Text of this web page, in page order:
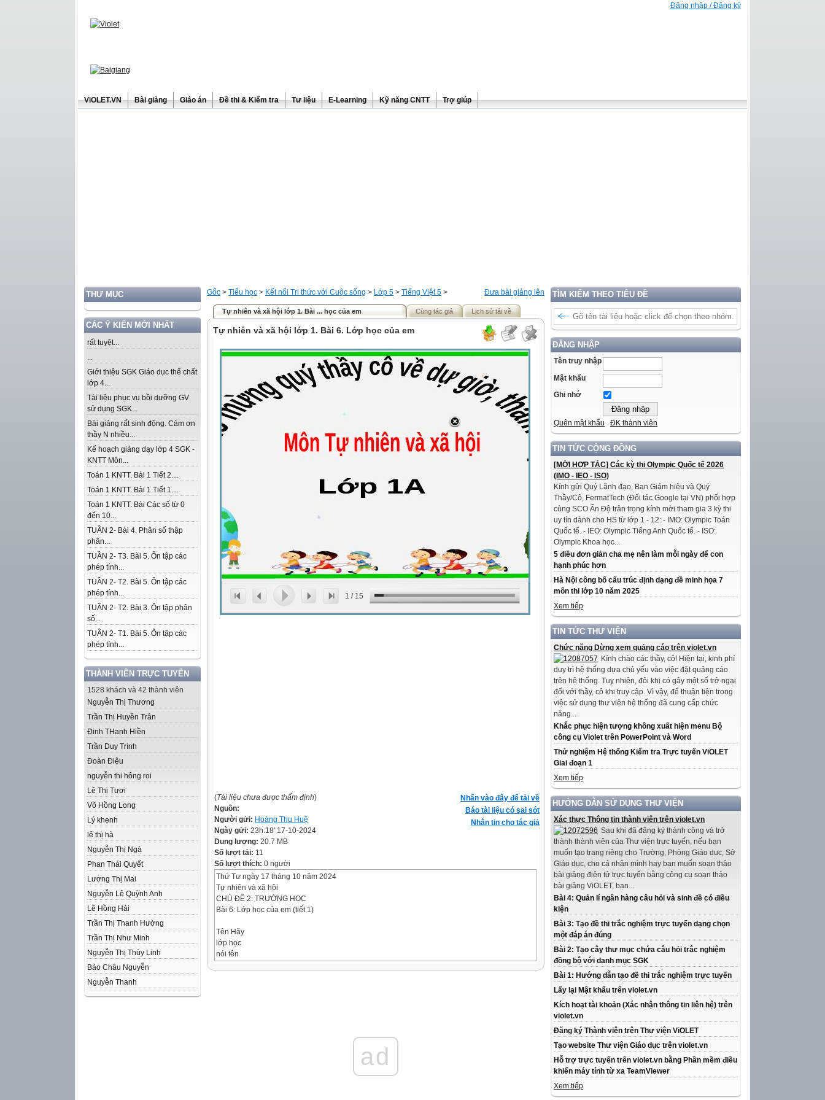
Đăng nhập / Đăng ký
ViOLET.VN Bài giảng Giáo án Đề thi & Kiểm tra Tư liệu E-Learning Kỹ năng CNTT Trợ giúp
THƯ MỤC
CÁC Ý KIẾN MỚI NHẤT
rất tuyệt...
...
Giới thiệu SGK Giáo dục thể chất
lớp 4...
Tài liệu phục vụ bồi dưỡng GV
sử dụng SGK...
Bài giảng rất sinh động. Cảm ơn
thầy N nhiều...
Kế hoạch giảng dạy lớp 4 SGK -
KNTT Môn...
Toán 1 KNTT. Bài 1 Tiết 2....
Toán 1 KNTT. Bài 1 Tiết 1....
Toán 1 KNTT. Bài Các số từ 0
đến 10...
TUẦN 2- Bài 4. Phân số thập
phân...
TUẦN 2- T3. Bài 5. Ôn tập các
phép tính...
TUẦN 2- T2. Bài 5. Ôn tập các
phép tính...
TUẦN 2- T2. Bài 3. Ôn tập phân
số...
TUẦN 2- T1. Bài 5. Ôn tập các
phép tính...
THÀNH VIÊN TRỰC TUYẾN
1528 khách và 42 thành viên
Nguyễn Thị Thương
Trần Thị Huyền Trân
Đinh THanh Hiền
Trần Duy Trình
Đoàn Điệu
nguyễn thi hông roi
Lê Thị Tươi
Võ Hồng Long
Lý khenh
lê thị hà
Nguyễn Thị Ngà
Phan Thái Quyết
Lương Thị Mai
Nguyễn Lê Quỳnh Anh
Lê Hồng Hải
Trần Thị Thanh Hường
Trần Thị Như Minh
Nguyễn Thị Thùy Linh
Bảo Châu Nguyễn
Nguyễn Thanh
TÌM KIẾM THEO TIÊU ĐỀ
ĐĂNG NHẬP
Tên truy nhập
Mật khẩu
Ghi nhớ
Quên mật khẩu ĐK thành viên
TIN TỨC CỘNG ĐỒNG
[MỜI HỢP TÁC] Các kỳ thi Olympic Quốc tế 2026
(IMO - IEO - ISO)
Kính gửi Quý Lãnh đạo, Ban Giám hiệu và Quý
Thầy/Cô, FermatTech (Đối tác Google tại VN) phối hợp
cùng SCO Ấn Độ trân trọng kính mời tham gia 3 kỳ thi
uy tín dành cho HS từ lớp 1 - 12: - IMO: Olympic Toán
Quốc tế. - IEO: Olympic Tiếng Anh Quốc tế. - ISO:
Olympic Khoa học...
5 điều đơn giản cha mẹ nên làm mỗi ngày để con
hạnh phúc hơn
Hà Nội công bố cấu trúc định dạng đề minh họa 7
môn thi lớp 10 năm 2025
Xem tiếp
TIN TỨC THƯ VIỆN
Chức năng Dừng xem quảng cáo trên violet.vn
Kính chào các thầy, cô! Hiện tại, kinh phí
duy trì hệ thống dựa chủ yếu vào việc đặt quảng cáo
trên hệ thống. Tuy nhiên, đôi khi có gây một số trở ngại
đối với thầy, cô khi truy cập. Vì vậy, để thuận tiện trong
việc sử dụng thư viện hệ thống đã cung cấp chức
năng...
Khắc phục hiện tượng không xuất hiện menu Bộ
công cụ Violet trên PowerPoint và Word
Thử nghiệm Hệ thống Kiểm tra Trực tuyến ViOLET
Giai đoạn 1
Xem tiếp
HƯỚNG DẪN SỬ DỤNG THƯ VIỆN
Xác thực Thông tin thành viên trên violet.vn
Sau khi đã đăng ký thành công và trở
thành thành viên của Thư viện trực tuyến, nếu bạn
muốn tạo trang riêng cho Trường, Phòng Giáo dục, Sở
Giáo dục, cho cá nhân mình hay bạn muốn soạn thảo
bài giảng điện tử trực tuyến bằng công cụ soạn thảo
bài giảng ViOLET, bạn...
Bài 4: Quản lí ngân hàng câu hỏi và sinh đề có điều
kiện
Bài 3: Tạo đề thi trắc nghiệm trực tuyến dạng chọn
một đáp án đúng
Bài 2: Tạo cây thư mục chứa câu hỏi trắc nghiệm
đồng bộ với danh mục SGK
Bài 1: Hướng dẫn tạo đề thi trắc nghiệm trực tuyến
Lấy lại Mật khẩu trên violet.vn
Kích hoạt tài khoản (Xác nhận thông tin liên hệ) trên
violet.vn
Đăng ký Thành viên trên Thư viện ViOLET
Tạo website Thư viện Giáo dục trên violet.vn
Hỗ trợ trực tuyến trên violet.vn bằng Phần mềm điều
khiển máy tính từ xa TeamViewer
Xem tiếp
Đưa bài giảng lên
Gốc > Tiểu học > Kết nối Tri thức với Cuộc sống > Lớp 5 > Tiếng Việt 5 >
Tự nhiên và xã hội lớp 1. Bài ... học của em Cùng tác giả Lịch sử tải về
Tự nhiên và xã hội lớp 1. Bài 6. Lớp học của em
1 / 15
Nhấn vào đây để tải về
Báo tài liệu có sai sót
Nhắn tin cho tác giả
(Tài liệu chưa được thẩm định)
Nguồn:
Người gửi: Hoàng Thu Huệ
Ngày gửi: 23h:18' 17-10-2024
Dung lượng: 20.7 MB
Số lượt tải: 11
Số lượt thích: 0 người
Thứ Tư ngày 17 tháng 10 năm 2024
Tự nhiên và xã hội
CHỦ ĐỀ 2: TRƯỜNG HỌC
Bài 6: Lớp học của em (tiết 1)
Tên Hãy
lớp học
nói tên
ad